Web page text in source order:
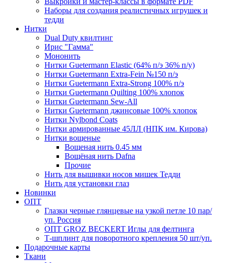
Наборы для создания реалистичных игрушек и
тедди
Нитки
Dual Duty квилтинг
Ирис "Гамма"
Мононить
Нитки Guetermann Elastic (64% п/э 36% п/у)
Нитки Guetermann Extra-Fein №150 п/э
Нитки Guetermann Extra-Strong 100% п/э
Нитки Guetermann Quilting 100% хлопок
Нитки Guetermann Sew-All
Нитки Guetermann джинсовые 100% хлопок
Нитки Nylbond Coats
Нитки армированные 45ЛЛ (НПК им. Кирова)
Нитки вощеные
Вощеная нить 0.45 мм
Вощёная нить Dafna
Прочие
Нить для вышивки носов мишек Тедди
Нить для установки глаз
Новинки
ОПТ
Глазки черные глянцевые на узкой петле 10 пар/
уп. Россия
ОПТ GROZ BECKERT Иглы для фелтинга
Т-шплинт для поворотного крепления 50 шт/уп.
Подарочные карты
Ткани